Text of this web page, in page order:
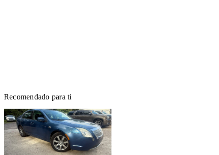
Recomendado para ti